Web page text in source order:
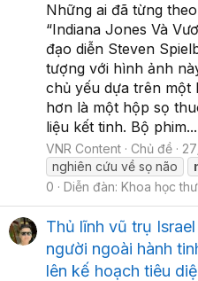
Những ai đã từng
“Indiana Jones Và
đạo diễn Steven
tượng với hình ảnh
chủ yếu dựa trên một
hơn là một hộp sọ
liệu kết tinh. Bộ phim...
VNR Content Chủ đề
nghiên cứu về sọ não
0
Diễn đàn: Khoa học
Thủ lĩnh vũ trụ
người ngoài hành
lên kế hoạch tiêu